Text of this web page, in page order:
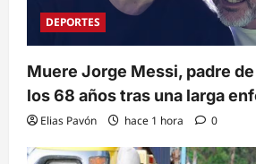
DEPORTES
Muere Jorge Messi, padre
los 68 años tras una larga
Elias Pavón hace 1 hora 0